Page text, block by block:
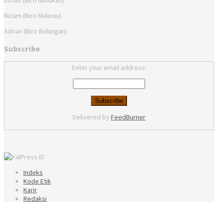
Nizam (Biro Malinau)
Adrian (Biro Bulungan)
Subscribe
Enter your email address:
Delivered by FeedBurner
Indeks
Kode Etik
Karir
Redaksi